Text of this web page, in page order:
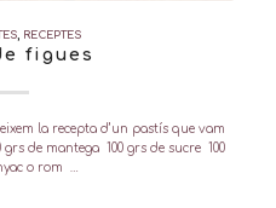
, RECEPTES
figues
la recepta d’un pastís que vam
de mantega 100 grs de sucre 100
o rom …